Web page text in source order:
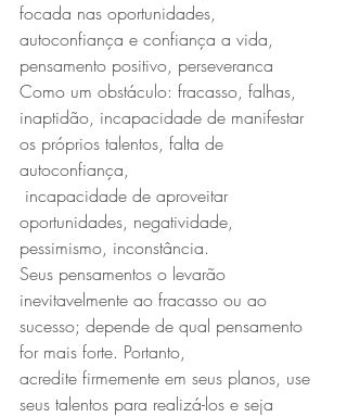
focada nas oportunidades,
autoconfiança e confiança a vida,
pensamento positivo, perseveranca
Como um obstáculo: fracasso, falhas,
inaptidão, incapacidade de manifestar
os próprios talentos, falta de
autoconfiança,
oportunidades, negatividade,
pessimismo, inconstância.
Seus pensamentos o levarão
inevitavelmente ao fracasso ou ao
sucesso; depende de qual pensamento
for mais forte. Portanto,
acredite firmemente em seus planos, use
seus talentos para realizá-los e seja